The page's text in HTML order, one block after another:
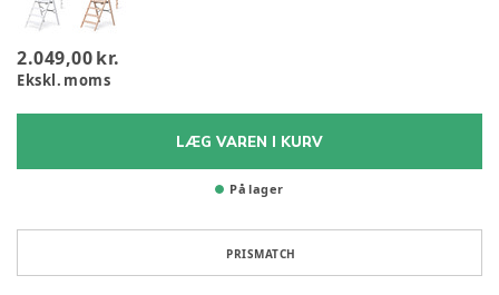
2.049,00 kr.
Ekskl. moms
LÆG VAREN I KURV
På lager
PRISMATCH